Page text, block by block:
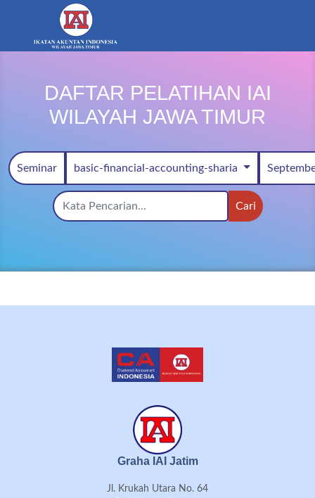
DAFTAR PELATIHAN IAI
WILAYAH JAWA TIMUR
Seminar basic-financial-accounting-sharia
Cari
Graha IAI Jatim
Jl. Krukah Utara No. 64